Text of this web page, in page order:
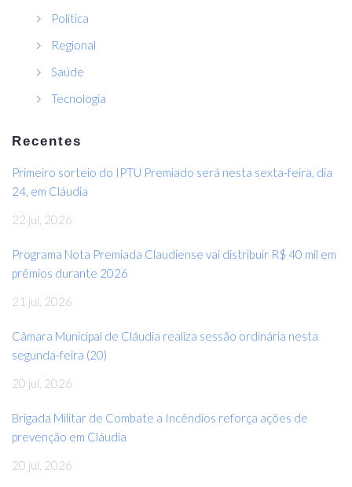
Política
Regional
Saúde
Tecnologia
Recentes
Primeiro sorteio do IPTU Premiado será nesta sexta-feira, dia
24, em Cláudia
22 jul, 2026
Programa Nota Premiada Claudiense vai distribuir R$ 40 mil em
prêmios durante 2026
21 jul, 2026
Câmara Municipal de Cláudia realiza sessão ordinária nesta
segunda-feira (20)
20 jul, 2026
Brigada Militar de Combate a Incêndios reforça ações de
prevenção em Cláudia
20 jul, 2026